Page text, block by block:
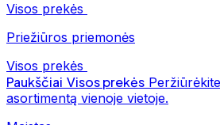
Visos prekės
Priežiūros priemonės
Visos prekės
Paukščiai Visos prekės
asortimentą vienoje vietoje.